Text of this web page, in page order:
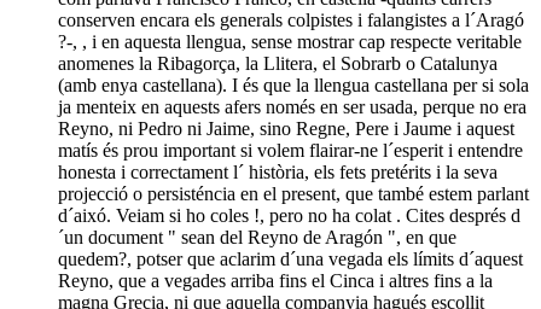
conserven encara els generals colpistes i falangistes a l´Aragó
?-, , i en aquesta llengua, sense mostrar cap respecte veritable
anomenes la Ribagorça, la Llitera, el Sobrarb o Catalunya
(amb enya castellana). I és que la llengua castellana per si sola
ja menteix en aquests afers només en ser usada, perque no era
Reyno, ni Pedro ni Jaime, sino Regne, Pere i Jaume i aquest
matís és prou important si volem flairar-ne l´esperit i entendre
honesta i correctament l´ història, els fets pretérits i la seva
projecció o persisténcia en el present, que també estem parlant
d´aixó. Veiam si ho coles !, pero no ha colat . Cites després d
´un document " sean del Reyno de Aragón ", en que
quedem?, potser que aclarim d´una vegada els límits d´aquest
Reyno, que a vegades arriba fins el Cinca i altres fins a la
magna Grecia, ni que aquella companyia hagués escollit